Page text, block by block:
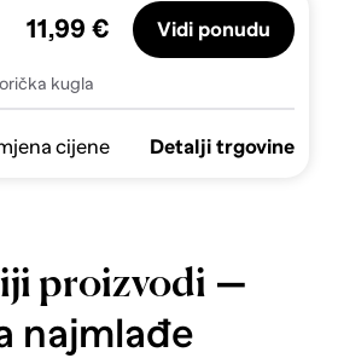
kugla
11,99 € Vidi ponudu
cijene Detalji trgovine
proizvodi —
najmlađe